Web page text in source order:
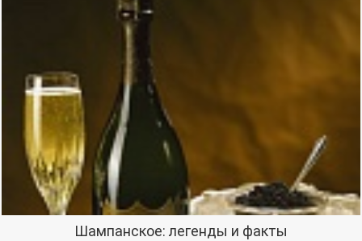
Шампанское: легенды и факты